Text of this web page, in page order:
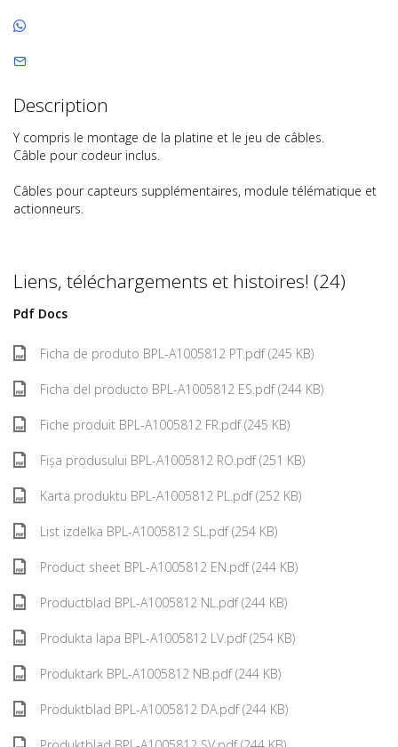
Description
Y compris le montage de la platine et le jeu de câbles.
Câble pour codeur inclus.
Câbles pour capteurs supplémentaires, module télématique et
actionneurs.
Liens, téléchargements et histoires! (24)
Pdf Docs
Ficha de produto BPL-A1005812 PT.pdf (245 KB)
Ficha del producto BPL-A1005812 ES.pdf (244 KB)
Fiche produit BPL-A1005812 FR.pdf (245 KB)
Fișa produsului BPL-A1005812 RO.pdf (251 KB)
Karta produktu BPL-A1005812 PL.pdf (252 KB)
List izdelka BPL-A1005812 SL.pdf (254 KB)
Product sheet BPL-A1005812 EN.pdf (244 KB)
Productblad BPL-A1005812 NL.pdf (244 KB)
Produkta lapa BPL-A1005812 LV.pdf (254 KB)
Produktark BPL-A1005812 NB.pdf (244 KB)
Produktblad BPL-A1005812 DA.pdf (244 KB)